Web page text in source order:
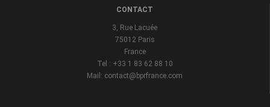
CONTACT
3, Rue Lacuée
75012 Paris
France
Tel : +33 1 83 62 88 10
Mail: contact@bprfrance.com